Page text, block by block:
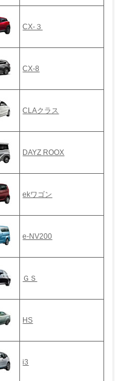
CX-３
CX-8
CLAクラス
DAYZ ROOX
ekワゴン
e-NV200
ＧＳ
HS
i3